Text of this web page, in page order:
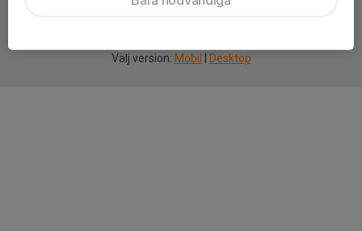
Välj version: Mobil Desktop